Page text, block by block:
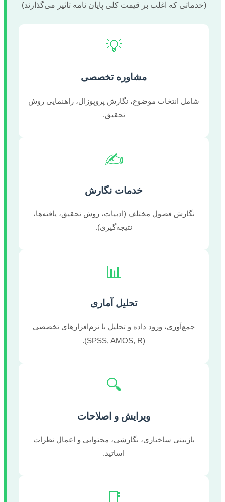
(خدماتی که اغلب بر قیمت کلی پایان نامه تاثیر می‌گذارند)
💡
مشاوره تخصصی
شامل انتخاب موضوع، نگارش پروپوزال، راهنمایی روش
تحقیق.
✍️
خدمات نگارش
نگارش فصول مختلف (ادبیات، روش تحقیق، یافته‌ها،
نتیجه‌گیری).
📊
تحلیل آماری
جمع‌آوری، ورود داده و تحلیل با نرم‌افزارهای تخصصی
(SPSS, AMOS, R).
🔍
ویرایش و اصلاحات
بازبینی ساختاری، نگارشی، محتوایی و اعمال نظرات
اساتید.
📑